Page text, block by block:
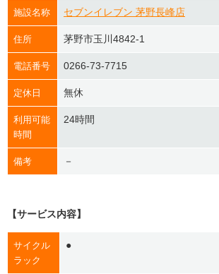
施設名称 セブンイレブン 茅野長峰店
住所 茅野市玉川4842-1
電話番号 0266-73-7715
定休日 無休
利用可能
時間
24時間
備考 －
【サービス内容】
サイクル
ラック
●